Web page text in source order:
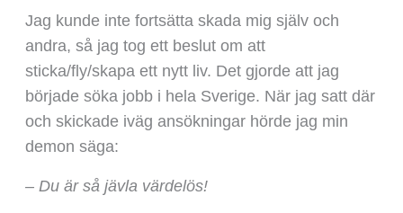
Jag kunde inte fortsätta skada mig själv och
andra, så jag tog ett beslut om att
sticka/fly/skapa ett nytt liv. Det gjorde att jag
började söka jobb i hela Sverige. När jag satt där
och skickade iväg ansökningar hörde jag min
demon säga:
– Du är så jävla värdelös!